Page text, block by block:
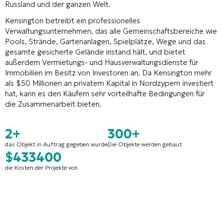
Russland und der ganzen Welt.
Kensington betreibt ein professionelles
Verwaltungsunternehmen, das alle Gemeinschaftsbereiche wie
Pools, Strände, Gartenanlagen, Spielplätze, Wege und das
gesamte gesicherte Gelände instand hält, und bietet
außerdem Vermietungs- und Hausverwaltungsdienste für
Immobilien im Besitz von Investoren an. Da Kensington mehr
als $50 Millionen an privatem Kapital in Nordzypern investiert
hat, kann es den Käufern sehr vorteilhafte Bedingungen für
die Zusammenarbeit bieten.
2+
das Objekt in Auftrag gegeben wurde
300+
Die Objekte werden gebaut
$433400
die Kosten der Projekte von